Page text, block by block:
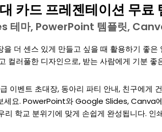
카드 프레젠테이션 무료
테마, PowerPoint 템플릿,
을 더 센스 있게 만들고 싶을 때 활용하기 좋
컬러풀한 디자인으로, 받는 사람에게 기분 좋
이벤트 초대장, 동아리 파티 안내, 친구에게
세요. PowerPoint와 Google Slides, Canva
리 학교 분위기에 맞게 손쉽게 완성됩니다.